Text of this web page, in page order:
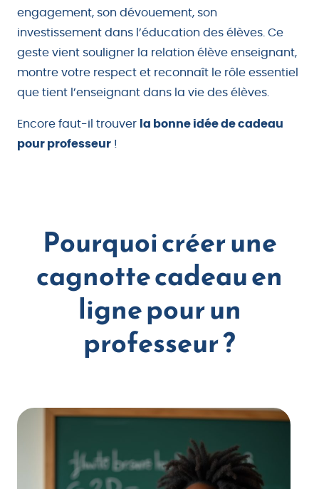
engagement, son dévouement, son
investissement dans l’éducation des élèves. Ce
geste vient souligner la relation élève enseignant,
montre votre respect et reconnaît le rôle essentiel
que tient l’enseignant dans la vie des élèves.
Encore faut-il trouver la bonne idée de cadeau
pour professeur !
Pourquoi créer une
cagnotte cadeau en
ligne pour un
professeur ?